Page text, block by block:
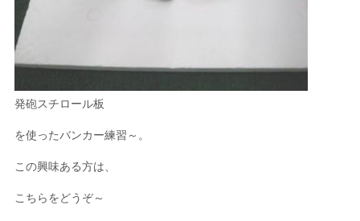
発砲スチロール板
を使ったバンカー練習～。
この興味ある方は、
こちらをどうぞ～